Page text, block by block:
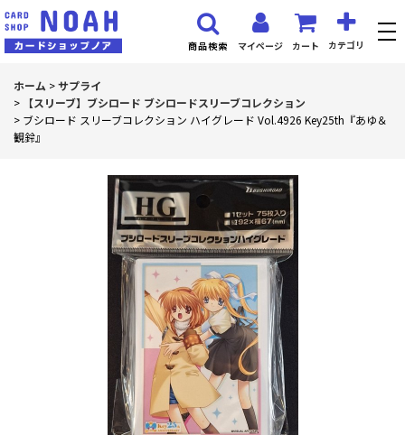
マイページ カート カテゴリ
商品検索
ホーム >サプライ
> 【スリーブ】ブシロード ブシロードスリーブコレクション
> ブシロード スリーブコレクション ハイグレード Vol.4926 Key25th『あゆ＆
観鈴』